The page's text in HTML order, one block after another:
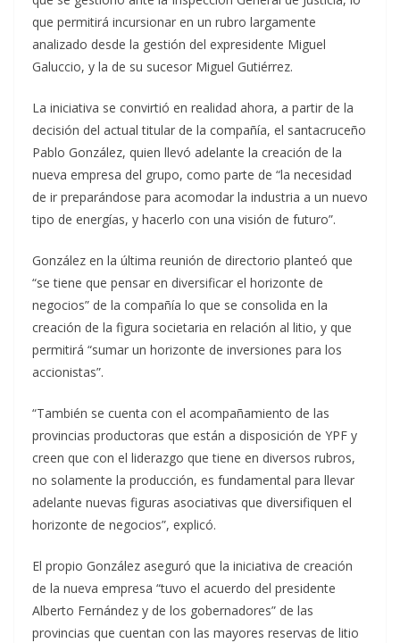
que permitirá incursionar en un rubro largamente
analizado desde la gestión del expresidente Miguel
Galuccio, y la de su sucesor Miguel Gutiérrez.
La iniciativa se convirtió en realidad ahora, a partir de la
decisión del actual titular de la compañía, el santacruceño
Pablo González, quien llevó adelante la creación de la
nueva empresa del grupo, como parte de “la necesidad
de ir preparándose para acomodar la industria a un nuevo
tipo de energías, y hacerlo con una visión de futuro”.
González en la última reunión de directorio planteó que
“se tiene que pensar en diversificar el horizonte de
negocios” de la compañía lo que se consolida en la
creación de la figura societaria en relación al litio, y que
permitirá “sumar un horizonte de inversiones para los
accionistas”.
“También se cuenta con el acompañamiento de las
provincias productoras que están a disposición de YPF y
creen que con el liderazgo que tiene en diversos rubros,
no solamente la producción, es fundamental para llevar
adelante nuevas figuras asociativas que diversifiquen el
horizonte de negocios”, explicó.
El propio González aseguró que la iniciativa de creación
de la nueva empresa “tuvo el acuerdo del presidente
Alberto Fernández y de los gobernadores” de las
provincias que cuentan con las mayores reservas de litio